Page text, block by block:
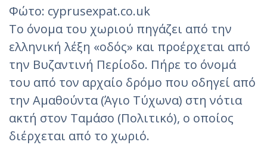
Φώτο: cyprusexpat.co.uk
Το όνομα του χωριού πηγάζει από την
ελληνική λέξη «οδός» και προέρχεται από
την Βυζαντινή Περίοδο. Πήρε το όνομά
του από τον αρχαίο δρόμο που οδηγεί από
την Αμαθούντα (Άγιο Τύχωνα) στη νότια
ακτή στον Ταμάσο (Πολιτικό), ο οποίος
διέρχεται από το χωριό.